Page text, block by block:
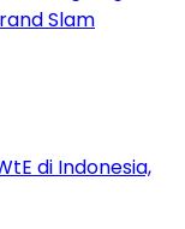
Slam
di Indonesia,